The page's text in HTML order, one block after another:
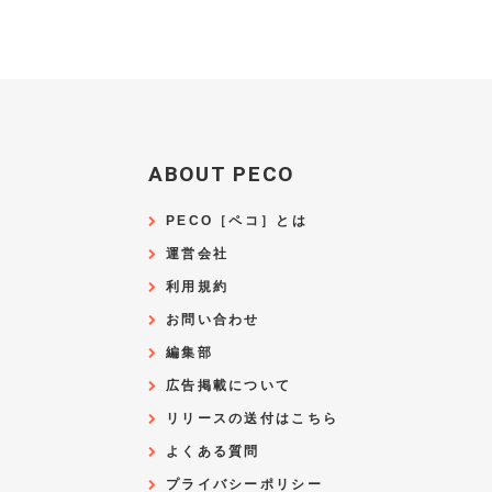
ABOUT PECO
PECO［ペコ］とは
運営会社
利用規約
お問い合わせ
編集部
広告掲載について
リリースの送付はこちら
よくある質問
プライバシーポリシー